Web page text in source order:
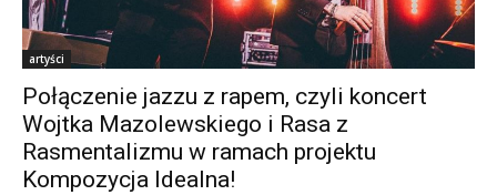
artyści
Połączenie jazzu z rapem, czyli koncert
Wojtka Mazolewskiego i Rasa z
Rasmentalizmu w ramach projektu
Kompozycja Idealna!